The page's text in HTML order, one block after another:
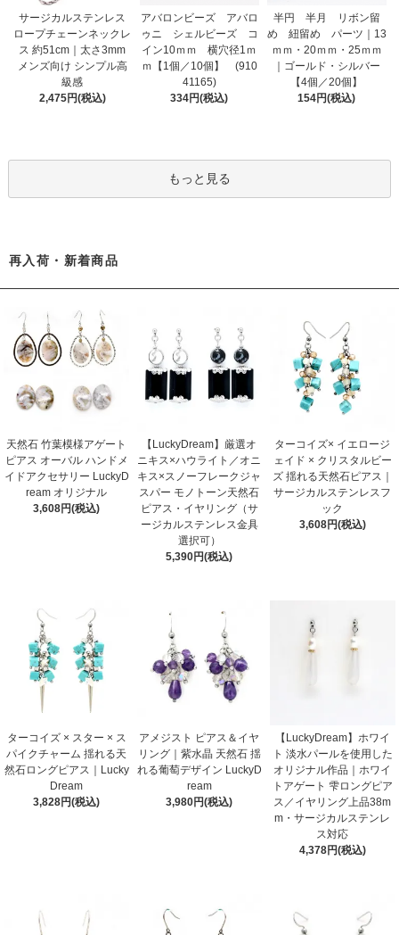
サージカルステンレス
ロープチェーンネックレ
ス 約51cm｜太さ3mm
メンズ向け シンプル高
級感
2,475円(税込)
アバロンビーズ アバロ
ゥニ シェルビーズ コ
イン10ｍｍ 横穴径1ｍ
ｍ【1個／10個】 (910
41165)
334円(税込)
半円 半月 リボン留
め 紐留め パーツ｜13
ｍｍ・20ｍｍ・25ｍｍ
｜ゴールド・シルバー
【4個／20個】
154円(税込)
もっと見る
再入荷・新着商品
天然石 竹葉模様アゲート
ピアス オーバル ハンドメ
イドアクセサリー LuckyD
ream オリジナル
3,608円(税込)
【LuckyDream】厳選オ
ニキス×ハウライト／オニ
キス×スノーフレークジャ
スパー モノトーン天然石
ピアス・イヤリング（サ
ージカルステンレス金具
選択可）
5,390円(税込)
ターコイズ× イエロージ
ェイド × クリスタルビー
ズ 揺れる天然石ピアス｜
サージカルステンレスフ
ック
3,608円(税込)
ターコイズ × スター × ス
パイクチャーム 揺れる天
然石ロングピアス｜Lucky
Dream
3,828円(税込)
アメジスト ピアス＆イヤ
リング｜紫水晶 天然石 揺
れる葡萄デザイン LuckyD
ream
3,980円(税込)
【LuckyDream】ホワイ
ト 淡水パールを使用した
オリジナル作品｜ホワイ
トアゲート 雫ロングピア
ス／イヤリング上品38m
m・サージカルステンレ
ス対応
4,378円(税込)